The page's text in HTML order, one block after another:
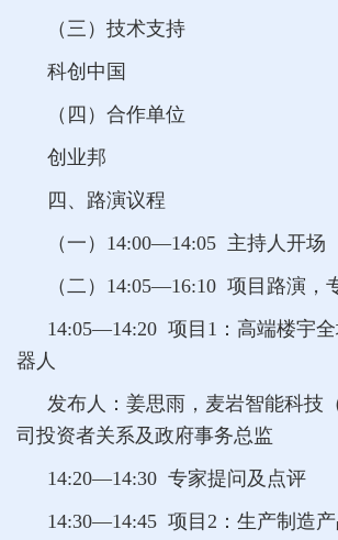
（三）技术支持
科创中国
（四）合作单位
创业邦
四、路演议程
（一）14:00—14:05 主持人开场
（二）14:05—16:10 项目路演，
14:05—14:20 项目1：高端楼宇
器人
发布人：姜思雨，麦岩智能科技
司投资者关系及政府事务总监
14:20—14:30 专家提问及点评
14:30—14:45 项目2：生产制造